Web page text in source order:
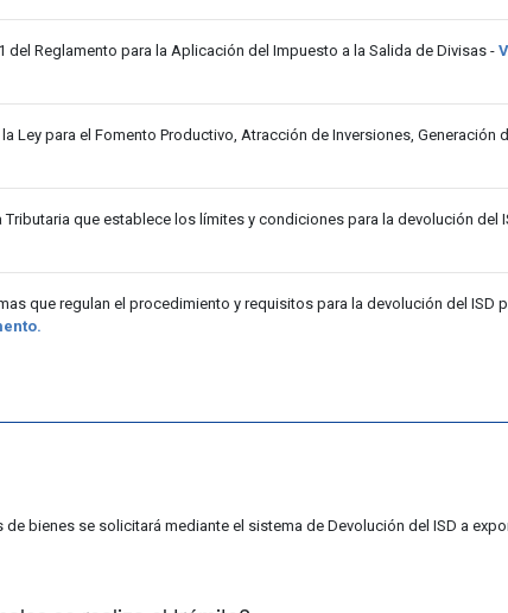
Reglamento para la Aplicación del Impuesto a la Salida de Divisas -
para el Fomento Productivo, Atracción de Inversiones, Generación
que establece los límites y condiciones para la devolución del
que regulan el procedimiento y requisitos para la devolución del ISD
bienes se solicitará mediante el sistema de Devolución del ISD a